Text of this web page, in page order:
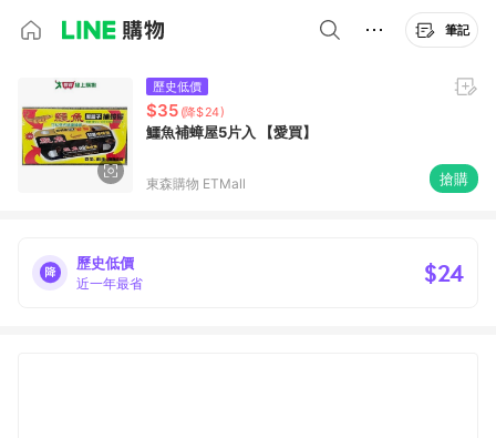
筆記
歷史低價
$35 (降$24)
鱷魚補蟑屋5片入 【愛買】
東森購物 ETMall 搶購
歷史低價
近一年最省 $24